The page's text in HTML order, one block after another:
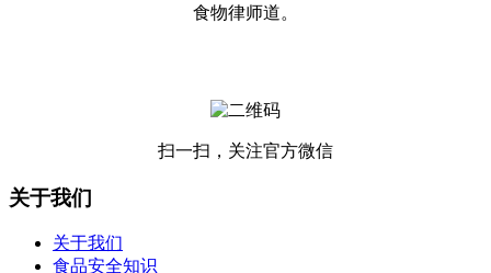
食物律师道。
扫一扫，关注官方微信
关于我们
关于我们
食品安全知识